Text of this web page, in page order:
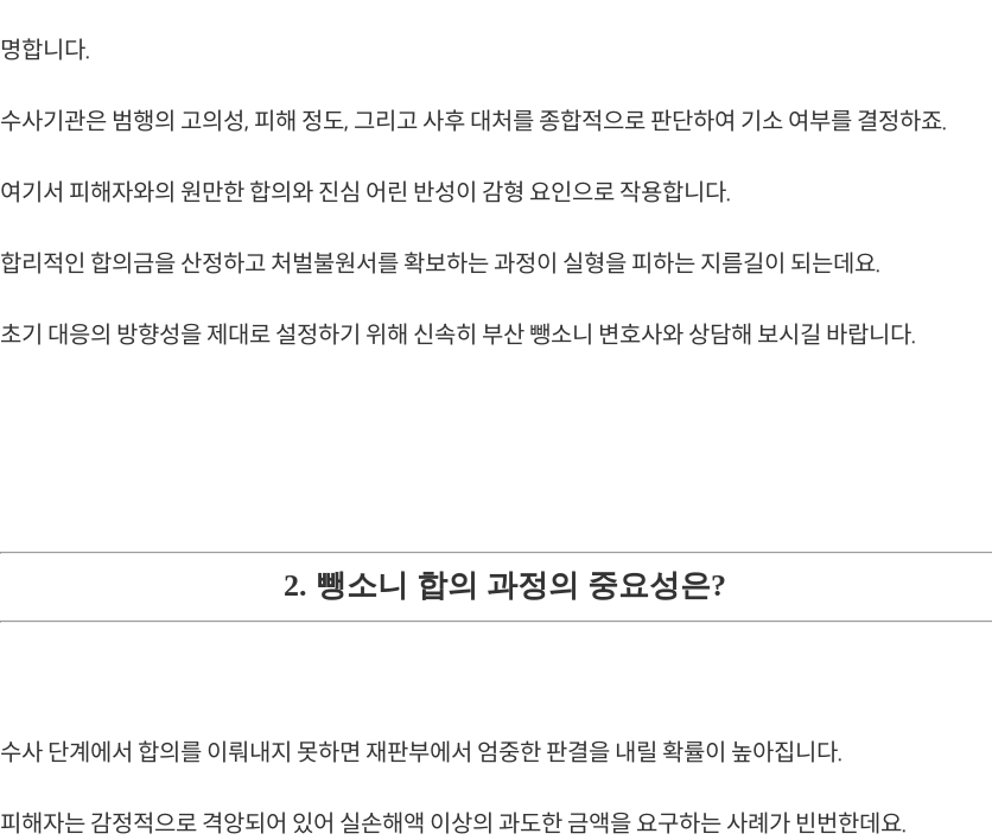
명합니다.
수사기관은 범행의 고의성, 피해 정도, 그리고 사후 대처를 종합적으로 판단하여 기소 여부를 결정하죠.
여기서 피해자와의 원만한 합의와 진심 어린 반성이 감형 요인으로 작용합니다.
합리적인 합의금을 산정하고 처벌불원서를 확보하는 과정이 실형을 피하는 지름길이 되는데요.
초기 대응의 방향성을 제대로 설정하기 위해 신속히 부산 뺑소니 변호사와 상담해 보시길 바랍니다.
2. 뺑소니 합의 과정의 중요성은?
수사 단계에서 합의를 이뤄내지 못하면 재판부에서 엄중한 판결을 내릴 확률이 높아집니다.
피해자는 감정적으로 격앙되어 있어 실손해액 이상의 과도한 금액을 요구하는 사례가 빈번한데요.